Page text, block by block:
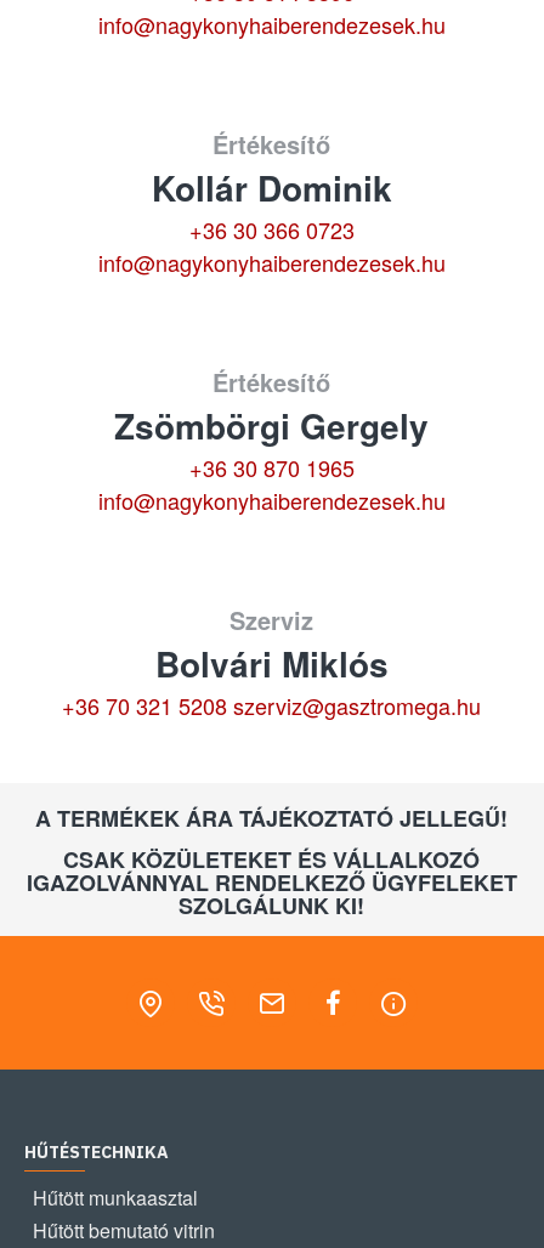
info@nagykonyhaiberendezesek.hu
Értékesítő
Kollár Dominik
+36 30 366 0723
info@nagykonyhaiberendezesek.hu
Értékesítő
Zsömbörgi Gergely
+36 30 870 1965
info@nagykonyhaiberendezesek.hu
Szerviz
Bolvári Miklós
+36 70 321 5208 szerviz@gasztromega.hu
A TERMÉKEK ÁRA TÁJÉKOZTATÓ JELLEGŰ!
CSAK KÖZÜLETEKET ÉS VÁLLALKOZÓ
IGAZOLVÁNNYAL RENDELKEZŐ ÜGYFELEKET
SZOLGÁLUNK KI!
HŰTÉSTECHNIKA
Hűtött munkaasztal
Hűtött bemutató vitrin